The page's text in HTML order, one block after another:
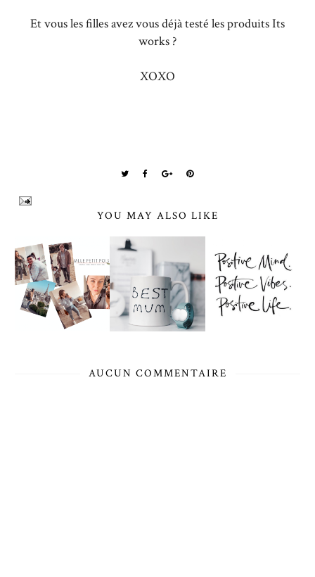
Et vous les filles avez vous déjà testé les produits Its
works ?
XOXO
YOU MAY ALSO LIKE
AUCUN COMMENTAIRE